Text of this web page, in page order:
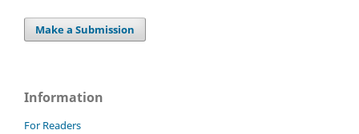
Make a Submission
Information
For Readers